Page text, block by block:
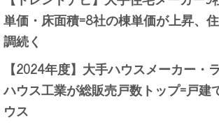
単価・床面積=8社の棟単価が上昇、
調続く
【2024年度】大手ハウスメーカー・
ハウス工業が総販売戸数トップ=戸建
ウス